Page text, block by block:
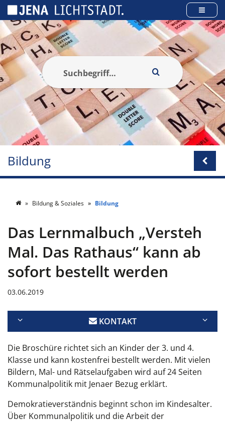
Bildung
Bildung & Soziales Bildung
Das Lernmalbuch „Versteh
Mal. Das Rathaus“ kann ab
sofort bestellt werden
03.06.2019
KONTAKT
Die Broschüre richtet sich an Kinder der 3. und 4.
Klasse und kann kostenfrei bestellt werden. Mit vielen
Bildern, Mal- und Rätselaufgaben wird auf 24 Seiten
Kommunalpolitik mit Jenaer Bezug erklärt.
Demokratieverständnis beginnt schon im Kindesalter.
Über Kommunalpolitik und die Arbeit der
Cookie-Einstellungen